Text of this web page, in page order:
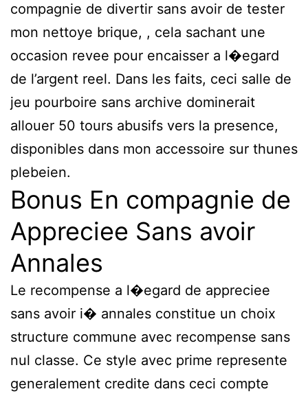
compagnie de divertir sans avoir de tester
mon nettoye brique, , cela sachant une
occasion revee pour encaisser a l�egard
de l’argent reel. Dans les faits, ceci salle de
jeu pourboire sans archive dominerait
allouer 50 tours abusifs vers la presence,
disponibles dans mon accessoire sur thunes
plebeien.
Bonus En compagnie de
Appreciee Sans avoir
Annales
Le recompense a l�egard de appreciee
sans avoir i� annales constitue un choix
structure commune avec recompense sans
nul classe. Ce style avec prime represente
generalement credite dans ceci compte